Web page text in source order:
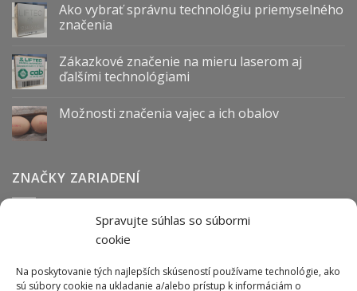
Spravujte súhlas so súbormi
cookie
Na poskytovanie tých najlepších skúseností používame technológie, ako
sú súbory cookie na ukladanie a/alebo prístup k informáciám o
Ako vybrať správnu technológiu priemyselného
značenia
Zákazkové značenie na mieru laserom aj
ďalšími technológiami
Možnosti značenia vajec a ich obalov
ZNAČKY ZARIADENÍ
Anser Arca BOFA cab Carl Valentin
Datalogic Hitachi
Norwix
Purex Tiflex Tykma Zanasi